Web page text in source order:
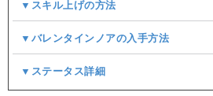
▼スキル上げの方法
▼バレンタインノアの入手方法
▼ステータス詳細